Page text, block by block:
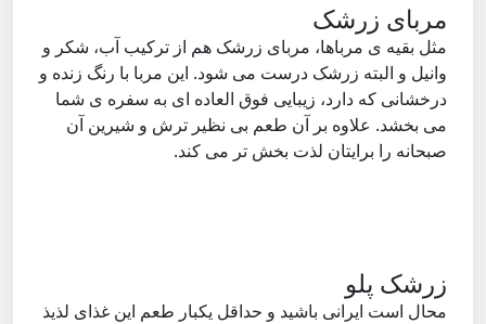
مربای زرشک
مثل بقیه ی مرباها، مربای زرشک هم از ترکیب آب، شکر و
وانیل و البته زرشک درست می شود. این مربا با رنگ زنده و
درخشانی که دارد، زیبایی فوق العاده ای به سفره ی شما
می بخشد. علاوه بر آن طعم بی نظیر ترش و شیرین آن
صبحانه را برایتان لذت بخش تر می کند.
زرشک پلو
محال است ایرانی باشید و حداقل یکبار طعم این غذای لذیذ